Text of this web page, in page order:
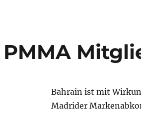
PMMA
Bahrain ist mit
Madrider